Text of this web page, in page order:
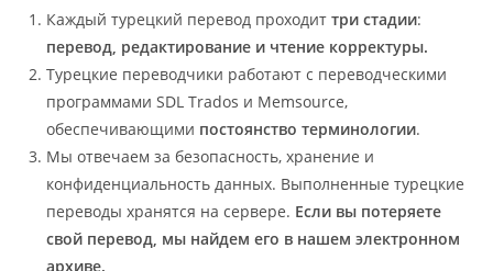
Каждый турецкий перевод проходиттри стадии:
перевод, редактирование и чтение корректуры.
Турецкие переводчики работают с переводческими
программами SDL Trados и Memsource,
обеспечивающими постоянство терминологии.
Мы отвечаем за безопасность, хранение и
конфиденциальность данных. Выполненные турецкие
переводы хранятся на сервере. Если вы потеряете
свой перевод, мы найдем его в нашем электронном
архиве.